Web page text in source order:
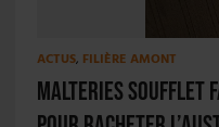
ACTUS, FILIÈRE AMONT
Malteries Soufflet